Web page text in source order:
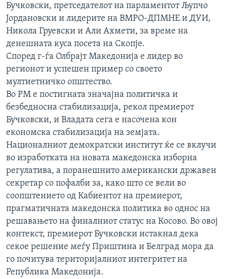
Јазици
Бучковски, претседателот на парламентот Љупчо
Јордановски и лидерите на ВМРО-ДПМНЕ и ДУИ,
Никола Груевски и Али Ахмети, за време на
денешната куса посета на Скопје.
Според г-ѓа Олбрајт Македонија е лидер во
регионот и успешен пример со своето
мултиетничко општество.
Во РМ е постигната значајна политичка и
безбедносна стабилизација, рекол премиерот
Бучковски, и Владата сега е насочена кон
економска стабилизација на земјата.
Националниот демократски институт ќе се вклучи
во изработката на новата македонска изборна
регулатива, а поранешнито американски државен
секретар со пофалби за, како што се вели во
соопштението од Кабиентот на премиерот,
прагматичната македонска политика во однос на
решавањето на финалниот статус на Косово. Во овој
контекст, премиерот Бучковски истакнал дека
секое решение меѓу Приштина и Белград мора да
го почитува територијалниот интегритет на
Република Македонија.